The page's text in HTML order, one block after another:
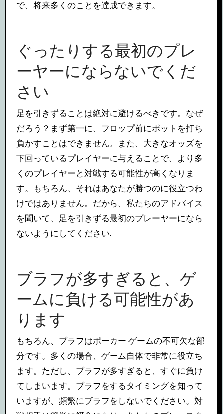
で、将来多くのことを達成できます。
ぐったりする最初のプレ
ーヤーにならないでくだ
さい
足を引きずることは絶対に避けるべきです。なぜ
だろう？まず第一に、フロップ前にポットを打ち
負かすことはできません。また、大きなオッズを
下回っているプレイヤーに与えることで、より多
くのプレイヤーと対戦する可能性が高くなりま
す。もちろん、それはあなたが勝つのに役立つわ
けではありません。だから、私たちのアドバイス
を聞いて、足を引きずる最初のプレーヤーになら
ないようにしてください.
ブラフが多すぎると、ゲ
ームに負ける可能性があ
ります
もちろん、ブラフはポーカー ゲームの不可欠な部
分です。多くの場合、ゲーム自体で非常に役立ち
ます。ただし、ブラフが多すぎると、すぐに負け
てしまいます。ブラフをするタイミングを知って
いますが、頻繁にブラフをしないでください。対